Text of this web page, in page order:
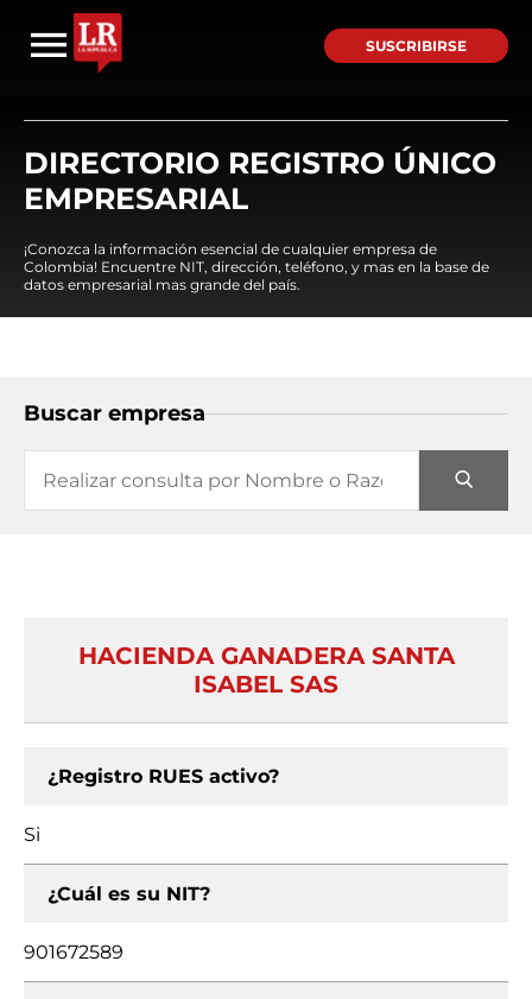
SUSCRIBIRSE
DIRECTORIO REGISTRO ÚNICO
EMPRESARIAL
¡Conozca la información esencial de cualquier empresa de
Colombia! Encuentre NIT, dirección, teléfono, y mas en la base de
datos empresarial mas grande del país.
Buscar empresa
HACIENDA GANADERA SANTA
ISABEL SAS
¿Registro RUES activo?
Si
¿Cuál es su NIT?
901672589